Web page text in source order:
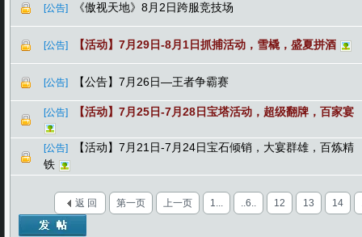
[公告] 《傲视天地》8月2日跨服竞技场
[公告] 【活动】7月29日-8月1日抓捕活动，雪橇，盛夏拼酒
[公告] 【公告】7月26日—王者争霸赛
[公告] 【活动】7月25日-7月28日宝塔活动，超级翻牌，百家宴
[公告]
【活动】7月21日-7月24日宝石倾销，大宴群雄，百炼精
铁
第一页 上一页 1... ..6.. 12 13 14
返 回